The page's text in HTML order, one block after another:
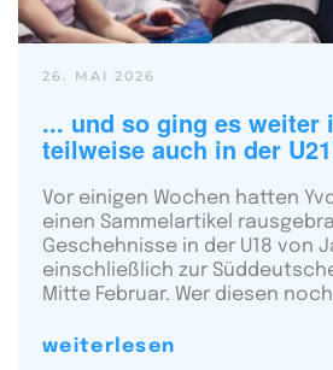
26. MAI 2026
... und so ging es weiter
teilweise auch in der
Vor einigen Wochen hatten
einen Sammelartikel
Geschehnisse in der U18 von
einschließlich zur
Mitte Februar. Wer diesen
weiterlesen